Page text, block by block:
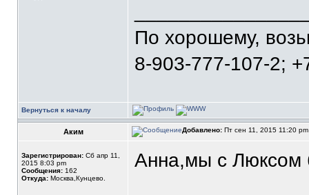
По хорошему,
8-903-777-107-2;
Вернуться к началу
Аким Добавлено: Пт сен 11, 2015 11:20
Зарегистрирован: Сб апр 11,
2015 8:03 pm
Сообщения: 162
Откуда: Москва,Кунцево.
Анна,мы с Люксом